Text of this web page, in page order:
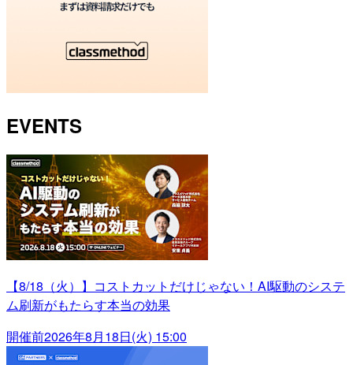
EVENTS
【8/18（火）】コストカットだけじゃない！AI駆動のシステ
ム刷新がもたらす本当の効果
開催前2026年8月18日(火) 15:00